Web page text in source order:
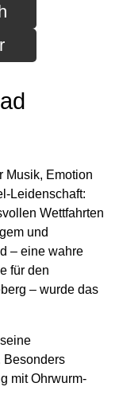
Musik, Emotion
Leidenschaft:
Wettfahrten
und
– eine wahre
für den
– wurde das
Besonders
mit Ohrwurm-